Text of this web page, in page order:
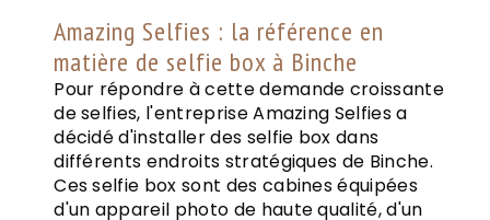
Amazing Selfies : la référence en
matière de selfie box à Binche
Pour répondre à cette demande croissante
de selfies, l'entreprise Amazing Selfies a
décidé d'installer des selfie box dans
différents endroits stratégiques de Binche.
Ces selfie box sont des cabines équipées
d'un appareil photo de haute qualité, d'un